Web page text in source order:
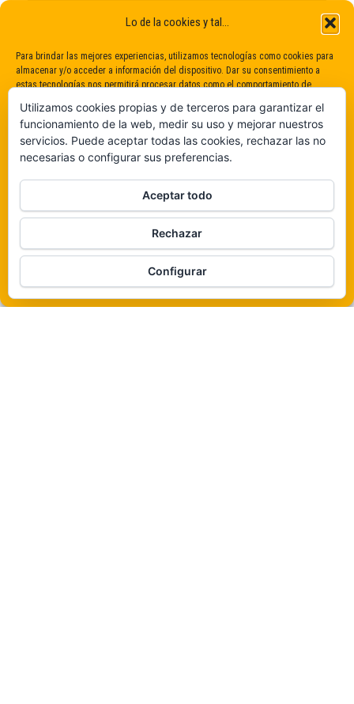
Lo de la cookies y tal...
Para brindar las mejores experiencias, utilizamos tecnologías como cookies para
almacenar y/o acceder a información del dispositivo. Dar su consentimiento a
estas tecnologías nos permitirá procesar datos como el comportamiento de
consentimiento puede afectar negativamente a determinadas características y
funciones.
De ninguna manera
Veámos que hay aquí
Política de cookies
WordPress |Tema:
Utilizamos cookies propias y de terceros para garantizar el
funcionamiento de la web, medir su uso y mejorar nuestros
servicios. Puede aceptar todas las cookies, rechazar las no
necesarias o configurar sus preferencias.
Aceptar todo
Rechazar
Configurar